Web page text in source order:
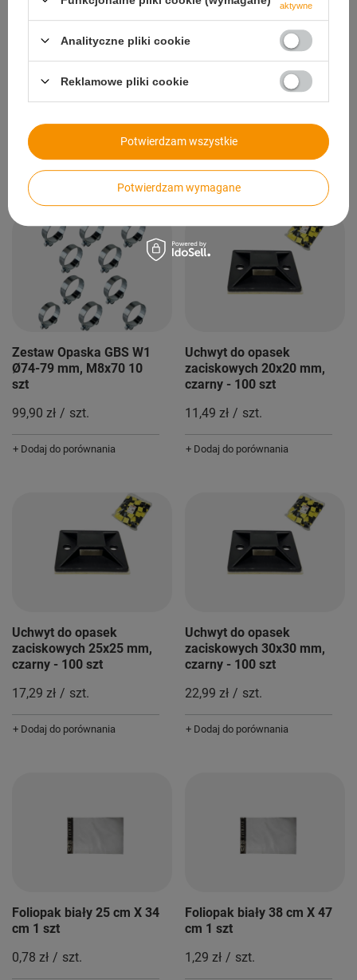
Ø64-67 mm, M8x70 10
szt
90,00 zł
+ Dodaj do porównania
Zestaw Opaska GBS W1
Ø68-73 mm, M8x70 10
szt
95,00 zł
+ Dodaj do porównania
Zestaw Opaska GBS W1
Ø74-79 mm, M8x70 10
szt
99,90 zł / szt.
+ Dodaj do porównania
Uchwyt do opasek
zaciskowych 20x20 mm,
czarny - 100 szt
11,49 zł / szt.
+ Dodaj do porównania
Uchwyt do opasek
zaciskowych 25x25 mm,
czarny - 100 szt
17,29 zł / szt.
+ Dodaj do porównania
Uchwyt do opasek
zaciskowych 30x30 mm,
czarny - 100 szt
22,99 zł / szt.
+ Dodaj do porównania
Foliopak biały 25 cm X 34
cm 1 szt
0,78 zł / szt.
Foliopak biały 38 cm X 47
cm 1 szt
1,29 zł / szt.
aktywne
Analityczne pliki cookie
Reklamowe pliki cookie
Potwierdzam wymagane
Potwierdzam wszystkie